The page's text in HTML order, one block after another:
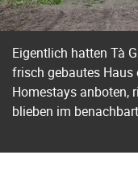
Eigentlich hatten Tà
frisch gebautes Haus
Homestays anboten,
blieben im